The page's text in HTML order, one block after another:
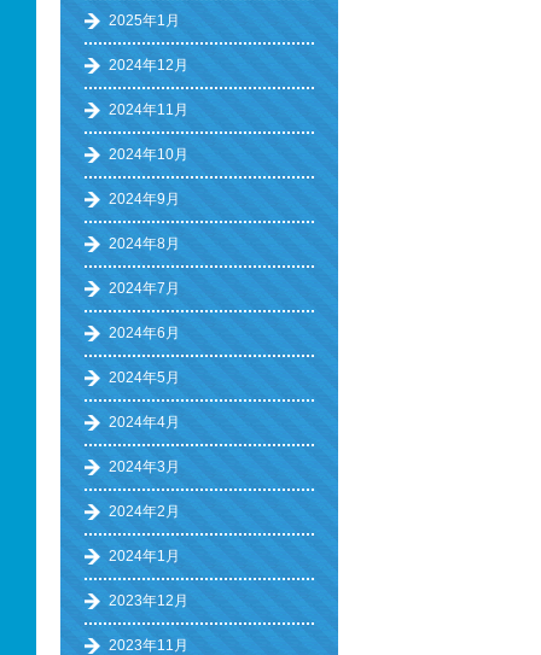
2025年1月
2024年12月
2024年11月
2024年10月
2024年9月
2024年8月
2024年7月
2024年6月
2024年5月
2024年4月
2024年3月
2024年2月
2024年1月
2023年12月
2023年11月